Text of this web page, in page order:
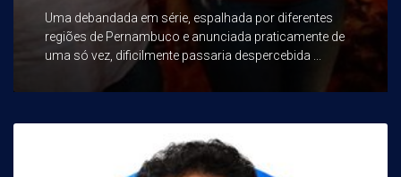
Uma debandada em série, espalhada por diferentes
regiões de Pernambuco e anunciada praticamente de
uma só vez, dificilmente passaria despercebida ...